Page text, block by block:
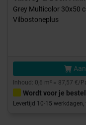
Grey Multicolor 30x50
Vilbostoneplus
Inhoud: 0,6 m² = 87,57 €/
Wordt voor je
Levertijd 10-15